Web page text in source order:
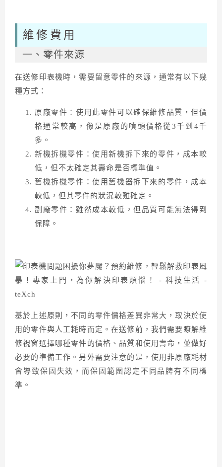
維修費用
一、零件來源
在送修印表機時，需要留意零件的來源，通常有以下幾
種方式：
原廠零件：使用此零件可以確保維修品質，但價
格通常較高，像是原廠的噴頭價格從3千到4千
多。
新機拆機零件：使用新機拆下來的零件，成本較
低，但不太確定其壽命是否標準值。
舊機拆機零件：使用舊機器拆下來的零件，成本
較低，但其零件的狀況較難確定。
副廠零件：雖然成本較低，但品質可能無法得到
保障。
基於上述原則，不同的零件價格差異非常大，取決於使
用的零件與人工耗時而定。在送修前，我們需要瞭解維
修視窗選擇哪種零件的價格、品質和使用壽命，並做好
必要的準備工作。另外需要注意的是，使用非原廠耗材
會導致保固失效，而保固範圍認定不同品牌有不同標
準。